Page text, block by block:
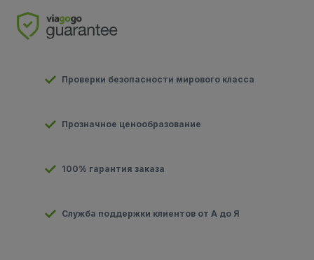
Проверки безопасности мирового класса
Прозначное ценообразование
100% гарантия заказа
Служба поддержки клиентов от А до Я